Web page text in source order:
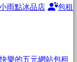
雨點冰品店
包租
樂的五元網站包租